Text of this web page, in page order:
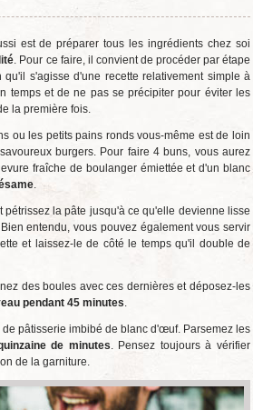
est de préparer tous les ingrédients chez soi
. Pour ce faire, il convient de procéder par étape
s'agisse d'une recette relativement simple à
temps et de ne pas se précipiter pour éviter les
la première fois.
ou les petits pains ronds vous-même est de loin
burgers. Pour faire 4 buns, vous aurez
fraîche de boulanger émiettée et d'un blanc
.
la pâte jusqu'à ce qu'elle devienne lisse
entendu, vous pouvez également vous servir
et laissez-le de côté le temps qu'il double de
des boules avec ces dernières et déposez-les
pendant 45 minutes.
pâtisserie imbibé de blanc d'œuf. Parsemez les
de minutes. Pensez toujours à vérifier
de la garniture.